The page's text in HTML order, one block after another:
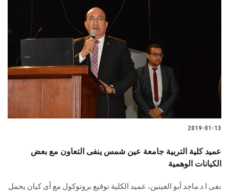
2019-01-13
عميد كلية التربية جامعة عين شمس ينفى التعاون مع بعض
الكيانات الوهمية
نفى ا.د.ماجد أبو العينين، عميد الكلية توقيع بروتوكول مع أى كيان يحمل